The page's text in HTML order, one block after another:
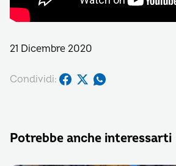
21 Dicembre 2020
Condividi:
Potrebbe anche interessarti